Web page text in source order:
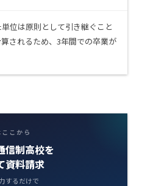
位は原則として引き継ぐこと
されるため、3年間での卒業が
ここから
信制高校を
資料請求
するだけで